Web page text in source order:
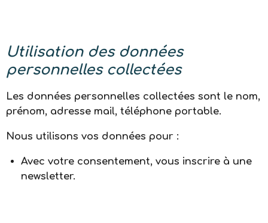
Utilisation des données
personnelles collectées
Les données personnelles collectées sont le nom,
prénom, adresse mail, téléphone portable.
Nous utilisons vos données pour :
Avec votre consentement, vous inscrire à une
newsletter.